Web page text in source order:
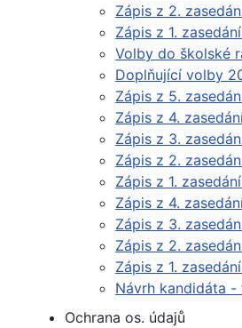
Zápis z 2.
Zápis z 1.
Volby do školské
Doplňující volby
Zápis z 5.
Zápis z 4.
Zápis z 3.
Zápis z 2.
Zápis z 1.
Zápis z 4.
Zápis z 3.
Zápis z 2.
Zápis z 1.
Návrh kandidáta -
Ochrana os. údajů